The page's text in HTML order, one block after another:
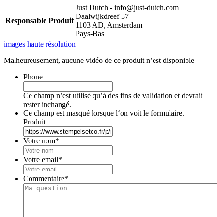
Responsable Produit
Just Dutch - info@just-dutch.com
Daalwijkdreef 37
1103 AD, Amsterdam
Pays-Bas
images haute résolution
Malheureusement, aucune vidéo de ce produit n’est disponible
Phone
Ce champ n’est utilisé qu’à des fins de validation et devrait
rester inchangé.
Ce champ est masqué lorsque l‘on voit le formulaire.
Produit
Votre nom*
Votre email*
Commentaire*